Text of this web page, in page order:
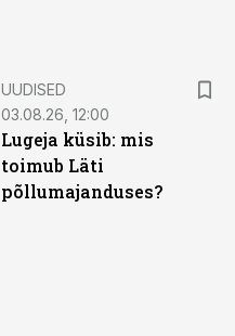
UUDISED
03.08.26, 12:00
Lugeja küsib: mis
toimub Läti
põllumajanduses?